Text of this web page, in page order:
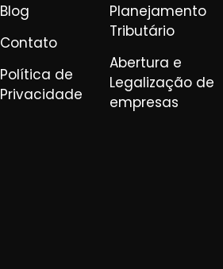
Blog
Contato
Política de
Privacidade
Planejamento
Tributário
Abertura e
Legalização de
empresas